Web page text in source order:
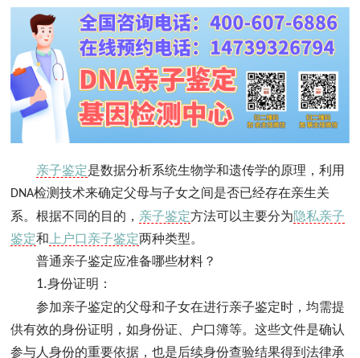
亲子鉴定是数据分析系统生物学和遗传学的原理，利用
DNA检测技术来确定父母与子女之间是否已经存在亲生关
系。根据不同的目的， 亲子鉴定方法可以主要分为隐私亲子
鉴定和 上户口亲子鉴定两种类型。
普通亲子鉴定应准备哪些材料？
1.身份证明：
参加亲子鉴定的父母和子女在进行亲子鉴定时，均需提
供有效的身份证明，如身份证、户口簿等。这些文件是确认
参与人身份的重要依据，也是后续身份查验结果得到法律承